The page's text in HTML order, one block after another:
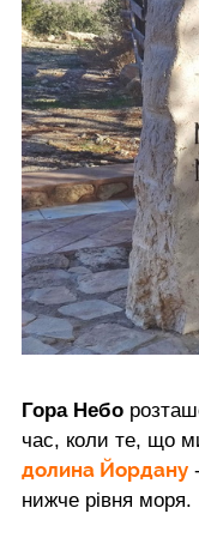
Гора Небо
час, коли те, що
долина Йордану
нижче рівня моря.